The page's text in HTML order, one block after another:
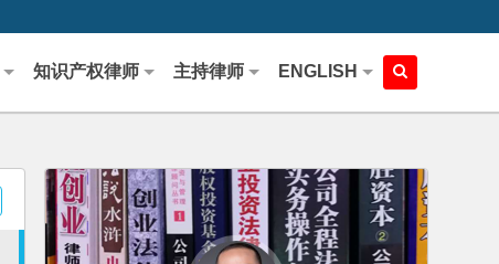
知识产权律师 主持律师 ENGLISH